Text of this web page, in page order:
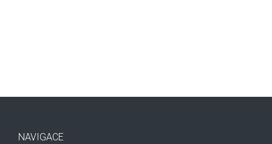
NAVIGACE